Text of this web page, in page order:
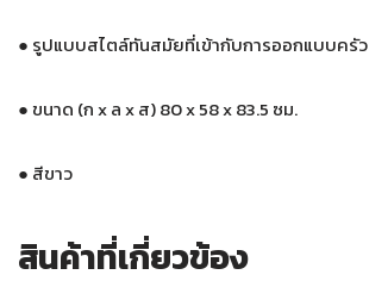
● รูปแบบสไตล์ทันสมัยที่เข้ากับการออกแบบครัว
● ขนาด (ก x ล x ส) 80 x 58 x 83.5 ซม.
● สีขาว
สินค้าที่เกี่ยวข้อง